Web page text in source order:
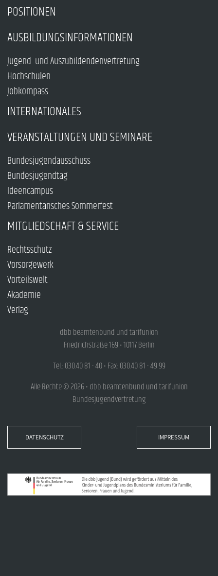
POSITIONEN
AUSBILDUNGSINFORMATIONEN
Jugend- und Auszubildendenvertretung
Hochschulen
Jobkompass
INTERNATIONALES
VERANSTALTUNGEN UND SEMINARE
Bundesjugendausschuss
Bundesjugendtag
Ideencampus
Parlamentarisches Sommerfest
MITGLIEDSCHAFT & SERVICE
Rechtsschutz
Vorsorgewerk
Vorteilswelt
Akademie
Verlag
dbb beamtenbund und tarifunion
Friedrichstraße 169 • 10117 Berlin
Tel.: 030.40 81 - 40 • Fax: 030.40 81 - 49 99
Alle Rechte © 2026 • dbb beamtenbund und tarifunion
Bundesjugendvertretung
DATENSCHUTZ IMPRESSUM